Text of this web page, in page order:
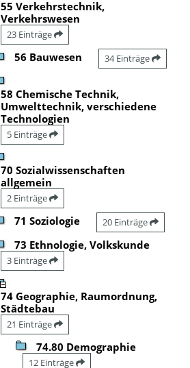
55 Verkehrstechnik,
Verkehrswesen
23 Einträge
56 Bauwesen 34 Einträge
58 Chemische Technik,
Umwelttechnik, verschiedene
Technologien
5 Einträge
70 Sozialwissenschaften
allgemein
2 Einträge
71 Soziologie 20 Einträge
73 Ethnologie, Volkskunde
3 Einträge
74 Geographie, Raumordnung,
Städtebau
21 Einträge
74.80 Demographie
12 Einträge